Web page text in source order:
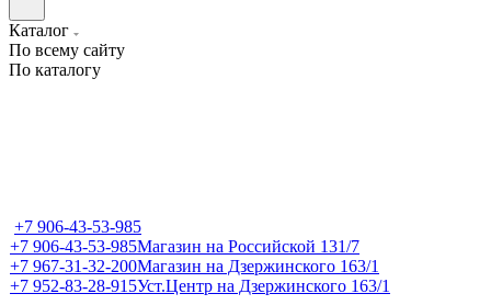
Каталог
По всему сайту
По каталогу
+7 906-43-53-985
+7 906-43-53-985Магазин на Российской 131/7
+7 967-31-32-200Магазин на Дзержинского 163/1
+7 952-83-28-915Уст.Центр на Дзержинского 163/1